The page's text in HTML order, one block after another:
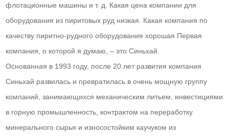
флотационные машины и т. д. Какая цена компании для
оборудования из пиритовых руд низкая. Какая компания по
качеству пиритно-рудного оборудования хорошая Первая
компания, о которой я думаю, – это Синьхай.
Основанная в 1993 году, после 20 лет развития компания
Синьхай развилась и превратилась в очень мощную группу
компаний, занимающихся механическим литьем, инвестициями
в горную промышленность, контрактом на переработку
минерального сырья и износостойким каучуком из